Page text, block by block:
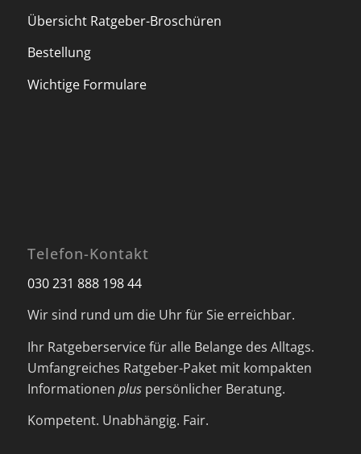
Übersicht Ratgeber-Broschüren
Bestellung
Wichtige Formulare
Telefon-Kontakt
030 231 888 198 44
Wir sind rund um die Uhr für Sie erreichbar.
Ihr Ratgeberservice für alle Belange des Alltags.
Umfangreiches Ratgeber-Paket mit kompakten
Informationen pluspersönlicher Beratung.
Kompetent. Unabhängig. Fair.